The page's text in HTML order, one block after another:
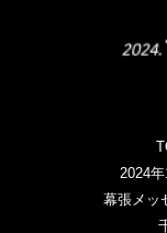
2024
幕張メッ